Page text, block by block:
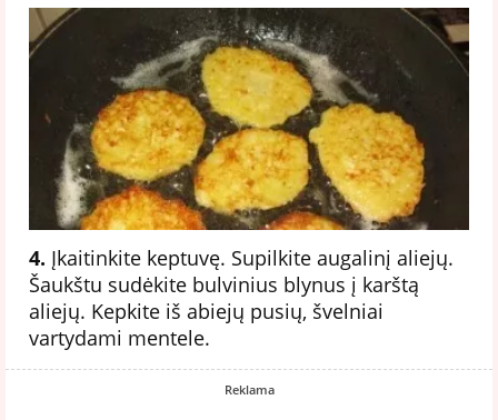
4. Įkaitinkite keptuvę. Supilkite augalinį aliejų.
Šaukštu sudėkite bulvinius blynus į karštą
aliejų. Kepkite iš abiejų pusių, švelniai
vartydami mentele.
Reklama